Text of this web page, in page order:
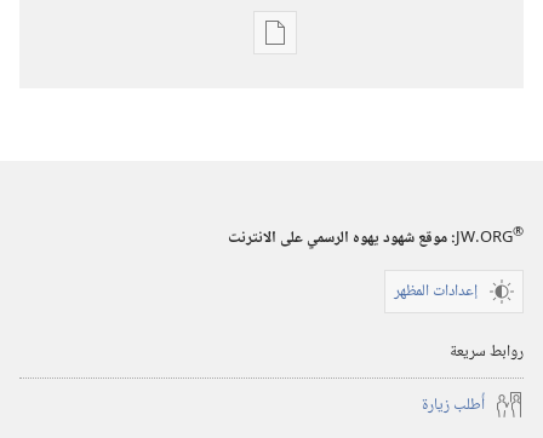
خيارات
JW.ORG®
:‏ موقع شهود يهوه الرسمي على الانترنت
إعدادات المظهر
روابط سريعة
أُطلب زيارة